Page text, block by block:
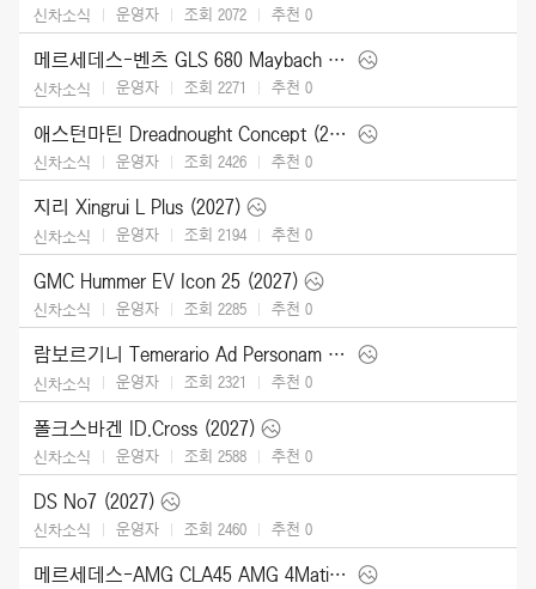
신차소식 운영자 조회 2072 추천 0
메르세데스-벤츠 GLS 680 Maybach (2027)
신차소식 운영자 조회 2271 추천 0
애스턴마틴 Dreadnought Concept (2026)
신차소식 운영자 조회 2426 추천 0
지리 Xingrui L Plus (2027)
신차소식 운영자 조회 2194 추천 0
GMC Hummer EV Icon 25 (2027)
신차소식 운영자 조회 2285 추천 0
람보르기니 Temerario Ad Personam (2026)
신차소식 운영자 조회 2321 추천 0
폴크스바겐 ID.Cross (2027)
신차소식 운영자 조회 2588 추천 0
DS No7 (2027)
신차소식 운영자 조회 2460 추천 0
메르세데스-AMG CLA45 AMG 4Matic (2027)